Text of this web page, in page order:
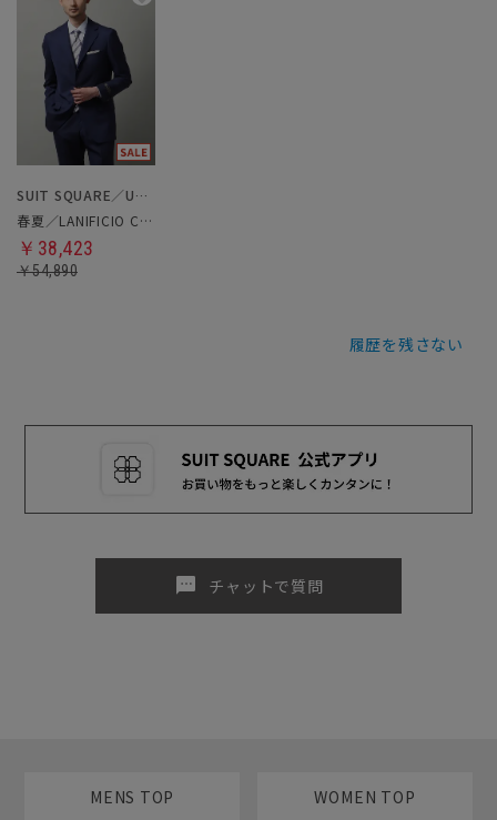
SUIT SQUARE／UNIVERSAL LANGUAGE
春夏／LANIFICIO CAMPORE／ツーパンツスーツ
￥38,423
￥54,890
履歴を残さない
sms チャットで質問
MENS TOP WOMEN TOP